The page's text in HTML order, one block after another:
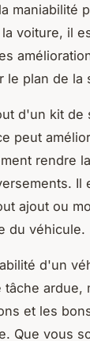
maniabilité
voiture, il
le plan de la
d'un kit de
peut
rendre
Il
ajout ou
du véhicule.
d'un
ardue,
et les
Que vous